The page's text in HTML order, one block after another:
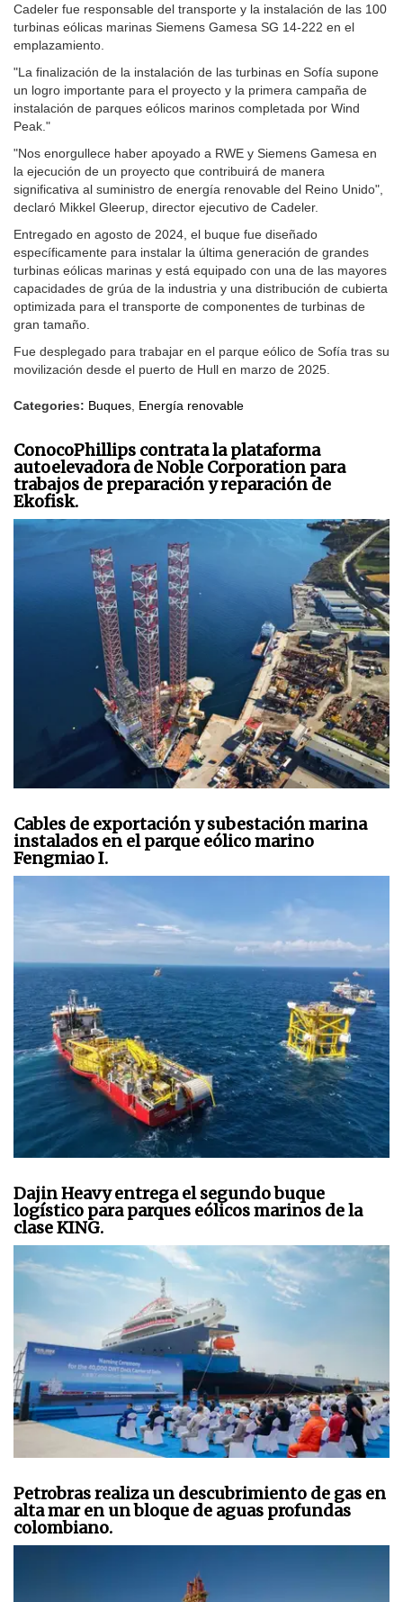
Cadeler fue responsable del transporte y la instalación de las 100
turbinas eólicas marinas Siemens Gamesa SG 14-222 en el
emplazamiento.
"La finalización de la instalación de las turbinas en Sofía supone
un logro importante para el proyecto y la primera campaña de
instalación de parques eólicos marinos completada por Wind
Peak."
"Nos enorgullece haber apoyado a RWE y Siemens Gamesa en
la ejecución de un proyecto que contribuirá de manera
significativa al suministro de energía renovable del Reino Unido",
declaró Mikkel Gleerup, director ejecutivo de Cadeler.
Entregado en agosto de 2024, el buque fue diseñado
específicamente para instalar la última generación de grandes
turbinas eólicas marinas y está equipado con una de las mayores
capacidades de grúa de la industria y una distribución de cubierta
optimizada para el transporte de componentes de turbinas de
gran tamaño.
Fue desplegado para trabajar en el parque eólico de Sofía tras su
movilización desde el puerto de Hull en marzo de 2025.
Categories: Buques Energía renovable
ConocoPhillips contrata la plataforma
autoelevadora de Noble Corporation para
trabajos de preparación y reparación de
Ekofisk.
Cables de exportación y subestación marina
instalados en el parque eólico marino
Fengmiao I.
Dajin Heavy entrega el segundo buque
logístico para parques eólicos marinos de la
clase KING.
Petrobras realiza un descubrimiento de gas en
alta mar en un bloque de aguas profundas
colombiano.